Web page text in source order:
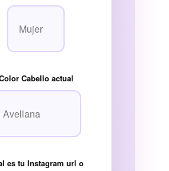
Cabello actual
es tu Instagram url o